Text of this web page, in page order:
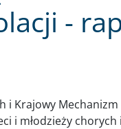
-
i Krajowy
i młodzieży